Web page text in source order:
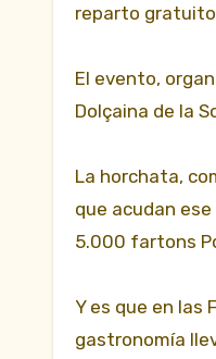
reparto
El evento,
Dolçaina de la
La horchata,
que acudan
5.000 fartons
Y es que en las
gastronomía